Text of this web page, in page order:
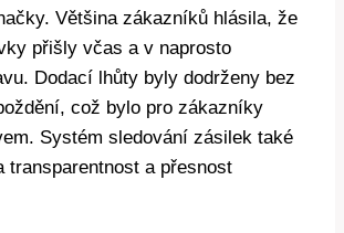
Většina zákazníků hlásila, že
přišly včas a v naprosto
Dodací lhůty byly dodrženy bez
což bylo pro zákazníky
Systém sledování zásilek také
transparentnost a přesnost